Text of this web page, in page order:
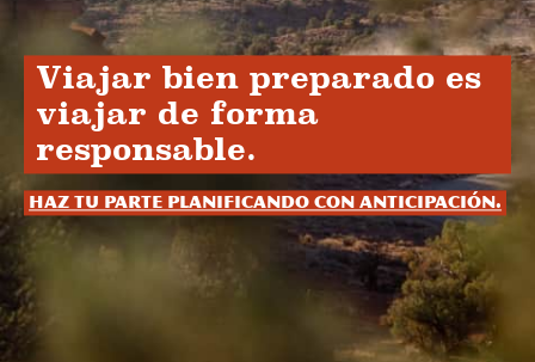
Viajar bien preparado es
viajar de forma
responsable.
Haz tu parte planificando con anticipación.